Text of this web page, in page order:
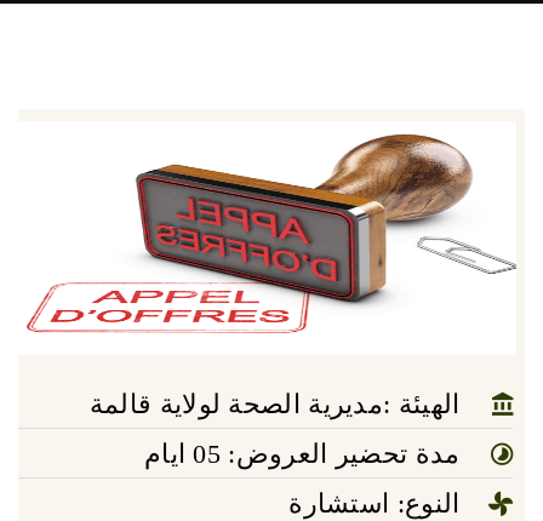
الهيئة :مديرية الصحة لولاية قالمة
مدة تحضير العروض: 05 ايام
النوع: استشارة